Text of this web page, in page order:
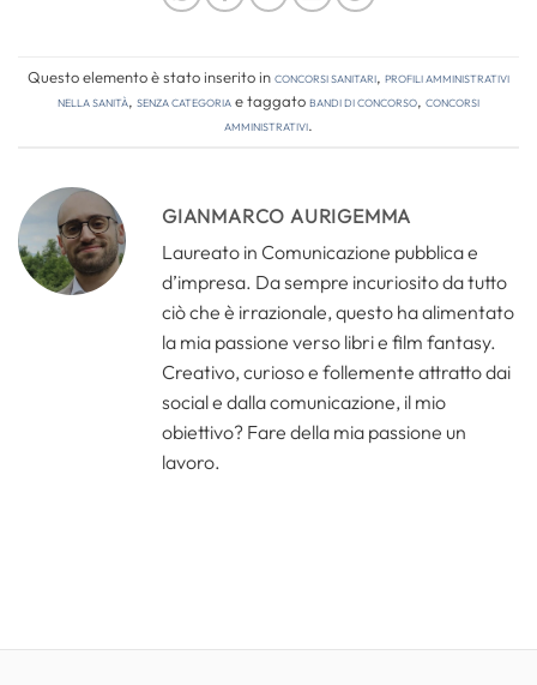
Questo elemento è stato inserito inConcorsi Sanitari, Profili amministrativi
nella sanità, Senza categoriae taggatobandi di concorso, concorsi
amministrativi.
GIANMARCO AURIGEMMA
Laureato in Comunicazione pubblica e
d’impresa. Da sempre incuriosito da tutto
ciò che è irrazionale, questo ha alimentato
la mia passione verso libri e film fantasy.
Creativo, curioso e follemente attratto dai
social e dalla comunicazione, il mio
obiettivo? Fare della mia passione un
lavoro.